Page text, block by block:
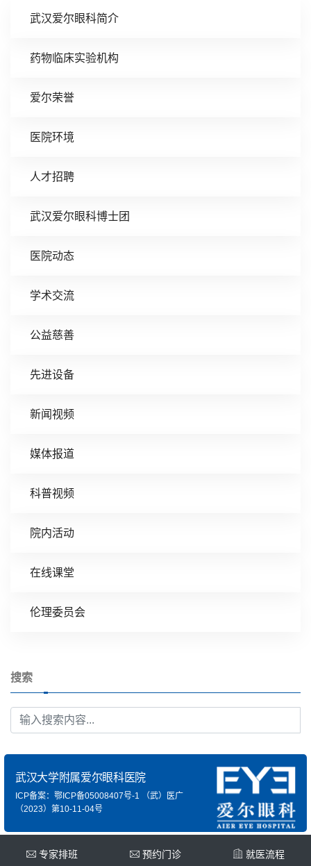
武汉爱尔眼科简介
药物临床实验机构
爱尔荣誉
医院环境
人才招聘
武汉爱尔眼科博士团
医院动态
学术交流
公益慈善
先进设备
新闻视频
媒体报道
科普视频
院内活动
在线课堂
伦理委员会
搜索
武汉大学附属爱尔眼科医院
ICP备案：鄂ICP备05008407号-1 （武）医广
（2023）第10-11-04号
专家排班 预约门诊 就医流程